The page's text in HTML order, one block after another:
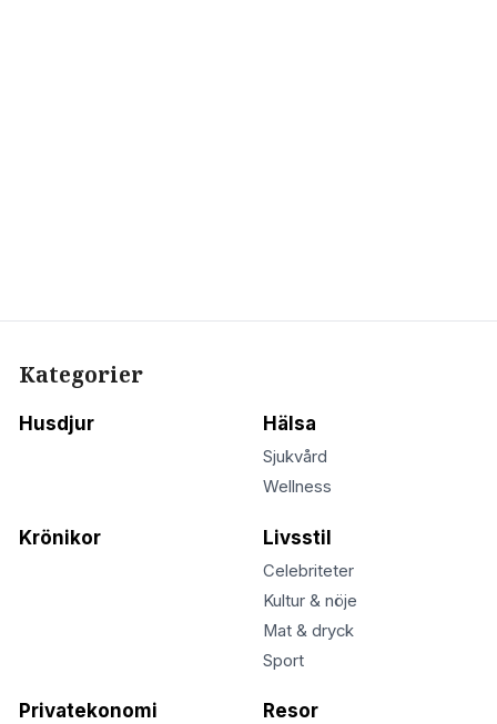
Kategorier
Husdjur Hälsa
Sjukvård
Wellness
Krönikor Livsstil
Celebriteter
Kultur & nöje
Mat & dryck
Sport
Privatekonomi Resor